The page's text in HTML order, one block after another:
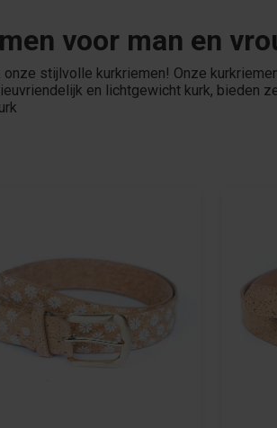
voor man en
onze stijlvolle kurkriemen! Onze
en lichtgewicht kurk, bieden